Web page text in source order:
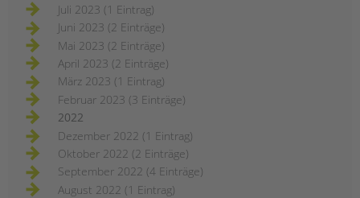
Juli 2023 (1 Eintrag)
Juni 2023 (2 Einträge)
Mai 2023 (2 Einträge)
April 2023 (2 Einträge)
März 2023 (1 Eintrag)
Februar 2023 (3 Einträge)
2022
Dezember 2022 (1 Eintrag)
Oktober 2022 (2 Einträge)
September 2022 (4 Einträge)
August 2022 (1 Eintrag)